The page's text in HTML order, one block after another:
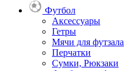
Футбол
Аксессуары
Гетры
Мячи для футзала
Перчатки
Сумки, Рюкзаки